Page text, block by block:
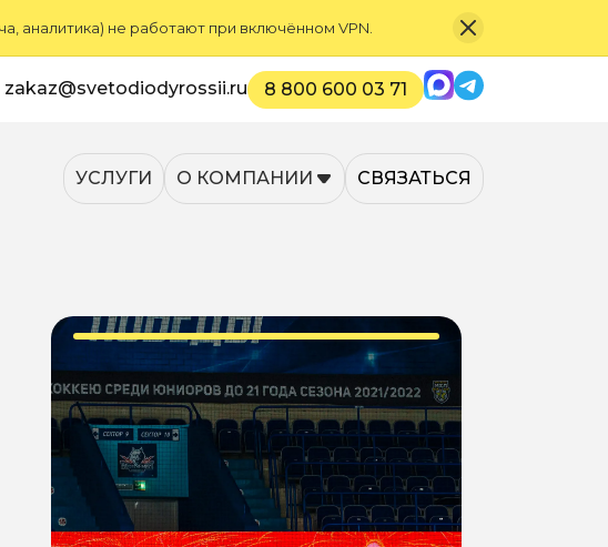
аналитика) не работают при включённом VPN.
zakaz@svetodiodyrossii.ru 8 800 600 03 71 MaxTelegram
УСЛУГИ О КОМПАНИИ СВЯЗАТЬСЯ